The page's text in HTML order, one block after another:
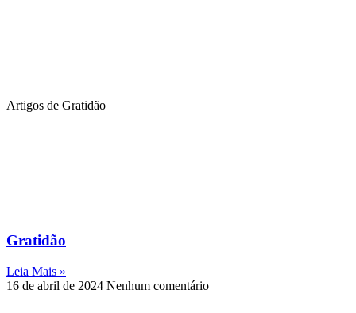
Artigos de Gratidão
Gratidão
Leia Mais »
16 de abril de 2024 Nenhum comentário